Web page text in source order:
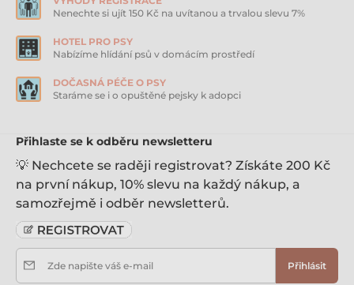
Nenechte si ujít 150 Kč na uvítanou a trvalou slevu 7%
HOTEL PRO PSY
Nabízíme hlídání psů v domácím prostředí
DOČASNÁ PÉČE O PSY
Staráme se i o opuštěné pejsky k adopci
Přihlaste se k odběru newsletteru
💡 Nechcete se raději registrovat? Získáte 200 Kč
na první nákup, 10% slevu na každý nákup, a
samozřejmě i odběr newsletterů.
Zde napište váš e-mail Přihlásit